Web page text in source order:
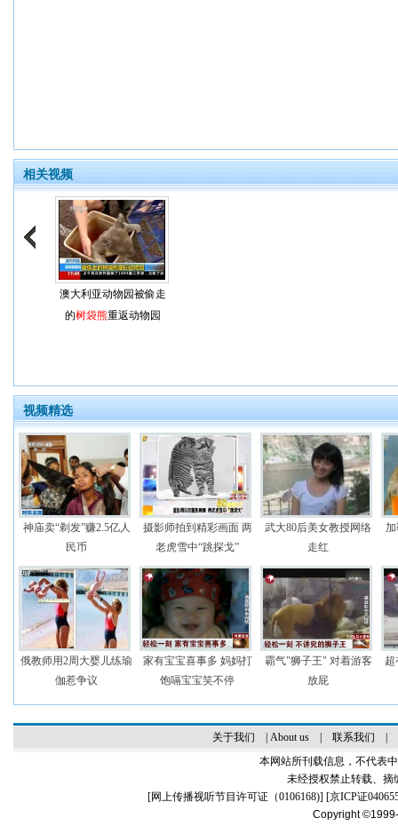
相关视频
澳大利亚动物园被偷走
的树袋熊重返动物园
视频精选
神庙卖“剃发”赚2.5亿人
民币
摄影师拍到精彩画面 两
老虎雪中“跳探戈”
武大80后美女教授网络
走红
俄教师用2周大婴儿练瑜
伽惹争议
家有宝宝喜事多 妈妈打
饱嗝宝宝笑不停
霸气"狮子王" 对着游客
放屁
超
关于我们 About us| 联系我们
本网站所刊载信息，不代表
未经授权禁止转载、摘
[网上传播视听节目许可证（0106168)] [京ICP证
Copyright